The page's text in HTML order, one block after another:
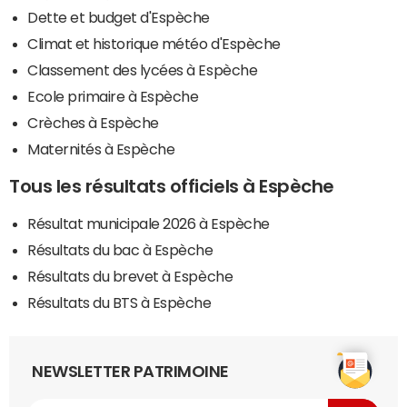
Dette et budget d'Espèche
Climat et historique météo d'Espèche
Classement des lycées à Espèche
Ecole primaire à Espèche
Crèches à Espèche
Maternités à Espèche
Tous les résultats officiels à Espèche
Résultat municipale 2026 à Espèche
Résultats du bac à Espèche
Résultats du brevet à Espèche
Résultats du BTS à Espèche
NEWSLETTER PATRIMOINE